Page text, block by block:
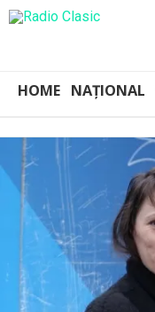
HOME NAȚIONAL